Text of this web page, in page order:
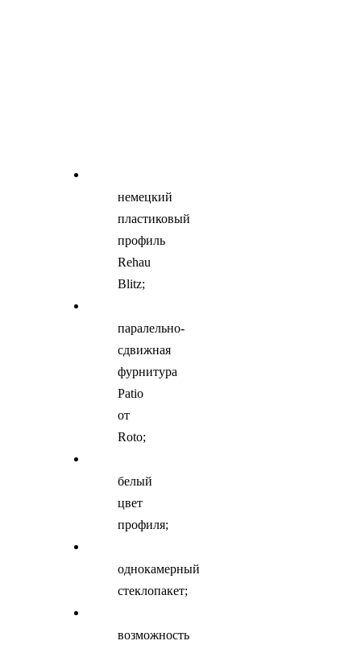
немецкий
пластиковый
профиль
Rehau
Blitz;
паралельно-
сдвижная
фурнитура
Patio
от
Roto;
белый
цвет
профиля;
однокамерный
стеклопакет;
возможность